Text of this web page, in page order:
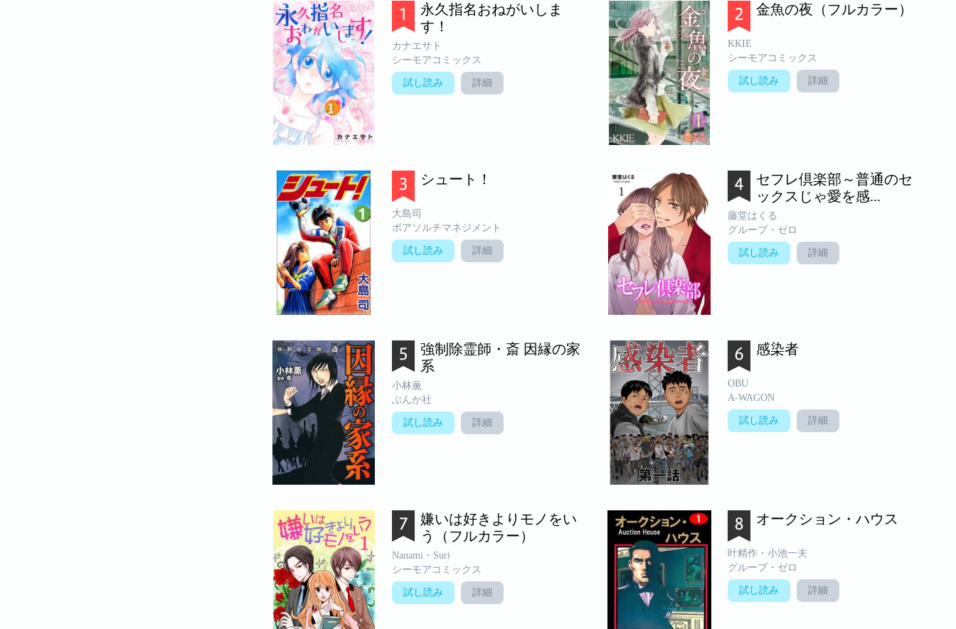
永久指名おねがいしま
す！
カナエサト
シーモアコミックス
試し読み 詳細
金魚の夜（フルカラー）
KKIE
シーモアコミックス
試し読み 詳細
シュート！
大島司
ボアソルチマネジメント
試し読み 詳細
セフレ倶楽部～普通のセ
ックスじゃ愛を感...
藤堂はくる
グループ・ゼロ
試し読み 詳細
強制除霊師・斎 因縁の家
系
小林薫
ぶんか社
試し読み 詳細
感染者
OBU
A-WAGON
試し読み 詳細
嫌いは好きよりモノをい
う（フルカラー）
Nanami・Suri
シーモアコミックス
試し読み 詳細
オークション・ハウス
叶精作・小池一夫
グループ・ゼロ
試し読み 詳細